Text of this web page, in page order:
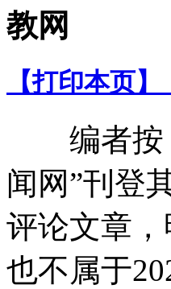
教网
【打印本页】
编者按：
闻网”刊登
评论文章
也不属于